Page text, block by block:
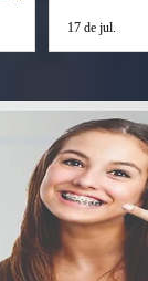
17 de jul.